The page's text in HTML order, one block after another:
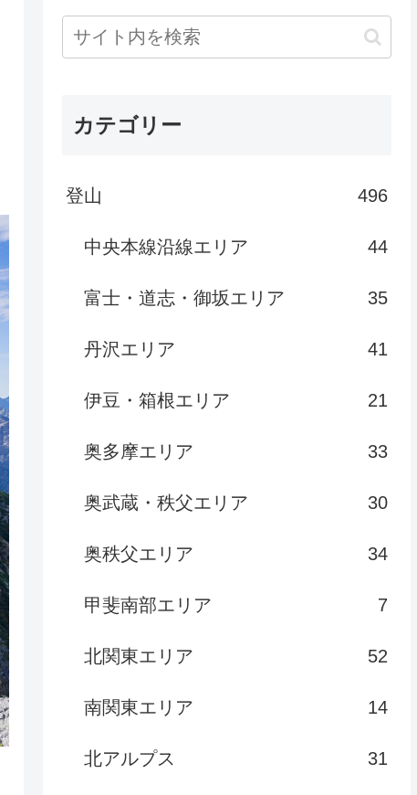
カテゴリー
登山 496
中央本線沿線エリア 44
富士・道志・御坂エリア 35
丹沢エリア 41
伊豆・箱根エリア 21
奥多摩エリア 33
奥武蔵・秩父エリア 30
奥秩父エリア 34
甲斐南部エリア 7
北関東エリア 52
南関東エリア 14
北アルプス 31